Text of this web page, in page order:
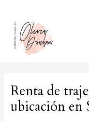
contenido
Renta de
ubicación en